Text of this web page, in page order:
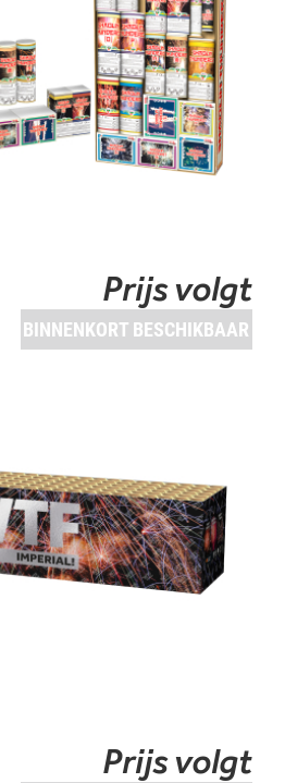
Prijs volgt
BINNENKORT BESCHIKBAAR
Prijs volgt